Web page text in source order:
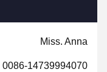
Miss. Anna
0086-14739994070